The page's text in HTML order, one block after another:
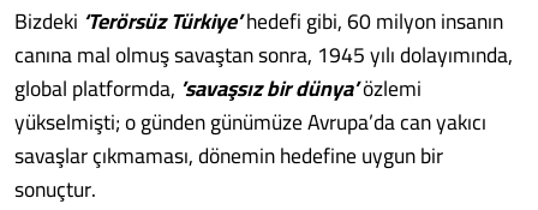
Bizdeki ‘Terörsüz Türkiye’hedefi gibi, 60 milyon insanın
canına mal olmuş savaştan sonra, 1945 yılı dolayımında,
global platformda, ’savaşsız bir dünya’özlemi
yükselmişti; o günden günümüze Avrupa’da can yakıcı
savaşlar çıkmaması, dönemin hedefine uygun bir
sonuçtur.